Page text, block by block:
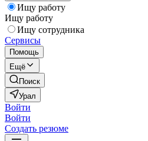
Ищу работу
Ищу работу
Ищу сотрудника
Сервисы
Помощь
Ещё
Поиск
Урал
Войти
Войти
Создать резюме